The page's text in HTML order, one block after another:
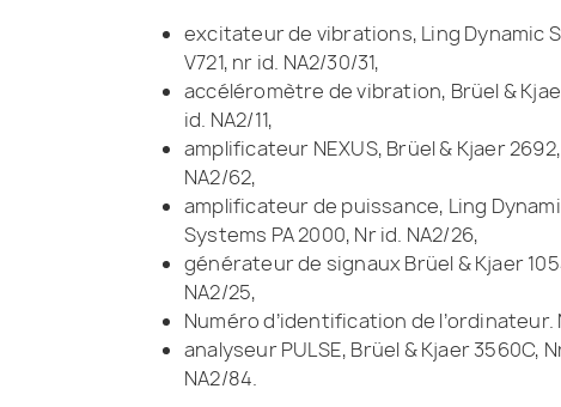
excitateur de vibrations, Ling Dynamic
V721, nr id. NA2/30/31,
accéléromètre de vibration, Brüel &
id. NA2/11,
amplificateur NEXUS, Brüel & Kjaer
NA2/62,
amplificateur de puissance, Ling
Systems PA 2000, Nr id. NA2/26,
générateur de signaux Brüel & Kjaer
NA2/25,
Numéro d’identification de l’ordinateur.
analyseur PULSE, Brüel & Kjaer 3560C,
NA2/84.